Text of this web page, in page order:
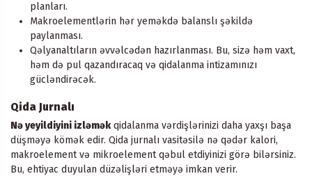
planları.
Makroelementlərin hər yeməkdə balanslı şəkildə
paylanması.
Qəlyanaltıların əvvəlcədən hazırlanması. Bu, sizə həm vaxt,
həm də pul qazandıracaq və qidalanma intizamınızı
gücləndirəcək.
Qida Jurnalı
Nə yeyildiyini izləməkqidalanma vərdişlərinizi daha yaxşı başa
düşməyə kömək edir. Qida jurnalı vasitəsilə nə qədər kalori,
makroelement və mikroelement qəbul etdiyinizi görə bilərsiniz.
Bu, ehtiyac duyulan düzəlişləri etməyə imkan verir.